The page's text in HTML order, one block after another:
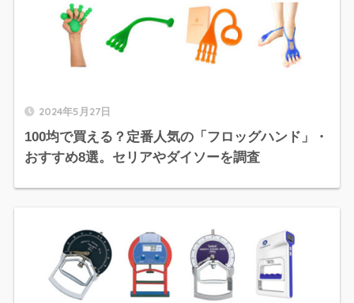
2024年5月27日
100均で買える？定番人気の「フロッグハンド」・
おすすめ8選。セリアやダイソーを調査